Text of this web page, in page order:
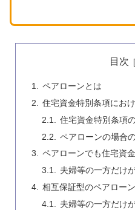
目次
ペアローンとは
住宅資金特別条項にお
住宅資金特別条項
ペアローンの場合
ペアローンでも住宅資
夫婦等の一方だけ
相互保証型のペアロー
夫婦等の一方だけ